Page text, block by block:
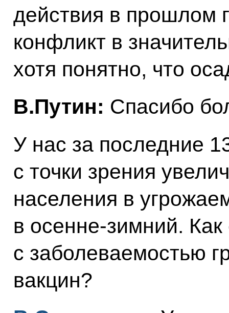
действия в прошлом
конфликт в
хотя понятно, что
В.Путин: Спасибо
У нас за последние
с точки зрения
населения в
в осенне-зимний.
с заболеваемостью
вакцин?